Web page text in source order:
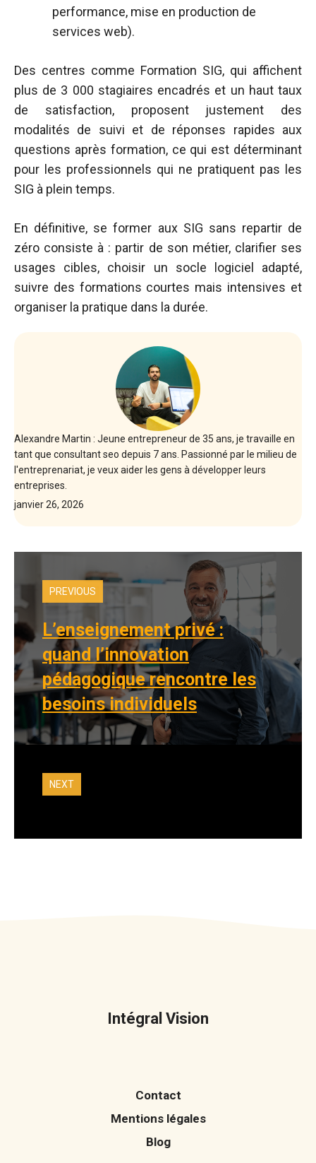
performance, mise en production de
services web).​
Des centres comme Formation SIG, qui affichent
plus de 3 000 stagiaires encadrés et un haut taux
de satisfaction, proposent justement des
modalités de suivi et de réponses rapides aux
questions après formation, ce qui est déterminant
pour les professionnels qui ne pratiquent pas les
SIG à plein temps.​
En définitive, se former aux SIG sans repartir de
zéro consiste à : partir de son métier, clarifier ses
usages cibles, choisir un socle logiciel adapté,
suivre des formations courtes mais intensives et
organiser la pratique dans la durée.
Alexandre Martin : Jeune entrepreneur de 35 ans, je travaille en
tant que consultant seo depuis 7 ans. Passionné par le milieu de
l'entreprenariat, je veux aider les gens à développer leurs
entreprises.
janvier 26, 2026
PREVIOUS
L’enseignement privé :
quand l’innovation
pédagogique rencontre les
besoins individuels
NEXT
Intégral Vision
Contact
Mentions légales
Blog